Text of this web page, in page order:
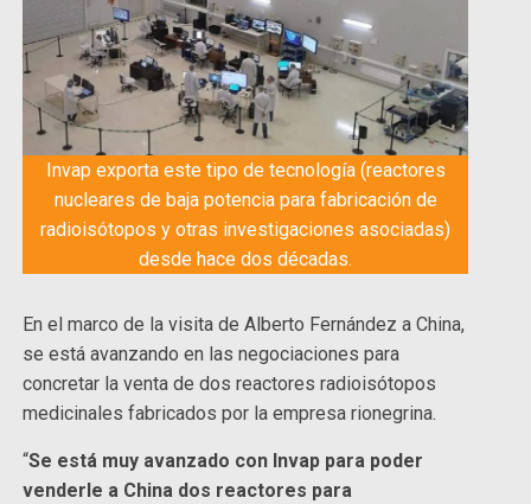
Invap exporta este tipo de tecnología (reactores
nucleares de baja potencia para fabricación de
radioisótopos y otras investigaciones asociadas)
desde hace dos décadas.
En el marco de la visita de Alberto Fernández a China,
se está avanzando en las negociaciones para
concretar la venta de dos reactores radioisótopos
medicinales fabricados por la empresa rionegrina.
“Se está muy avanzado con Invap para poder
venderle a China dos reactores para